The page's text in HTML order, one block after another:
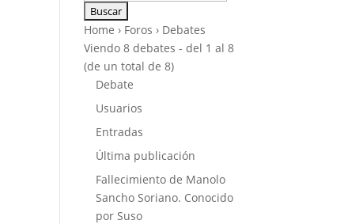
Home › Foros › Debates
Viendo 8 debates - del 1 al 8
(de un total de 8)
Debate
Usuarios
Entradas
Última publicación
Fallecimiento de Manolo
Sancho Soriano. Conocido
por Suso